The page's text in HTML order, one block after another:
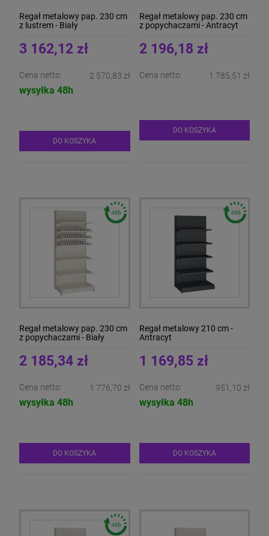
Regał metalowy pap. 230 cm
z lustrem - Biały
3 162,12 zł
Cena netto: 2 570,83 zł
wysyłka 48h
DO KOSZYKA
Regał metalowy pap. 230 cm
z popychaczami - Antracyt
2 196,18 zł
Cena netto: 1 785,51 zł
DO KOSZYKA
Regał metalowy pap. 230 cm
z popychaczami - Biały
2 185,34 zł
Cena netto: 1 776,70 zł
wysyłka 48h
DO KOSZYKA
Regał metalowy 210 cm -
Antracyt
1 169,85 zł
Cena netto: 951,10 zł
wysyłka 48h
DO KOSZYKA